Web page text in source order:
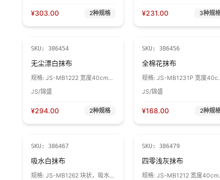
¥303.00 2种规格
包
¥231.00 3种规
SKU: 386454
无尘漂白抹布
规格: JS-MB1222 宽度40cm左
上 1包
JS/锦盛
¥294.00 2种规格
SKU: 386456
全棉花抹布
规格: JS-MB1231P 宽度
100%（抹布是由断料做成,稍
象） 1包
JS/锦盛
¥168.00 2种规
SKU: 386467
吸水白抹布
规格: JS-MB1262 块状，吸水
SKU: 386479
四零浅灰抹布
规格: JS-MB1212 宽度40cm